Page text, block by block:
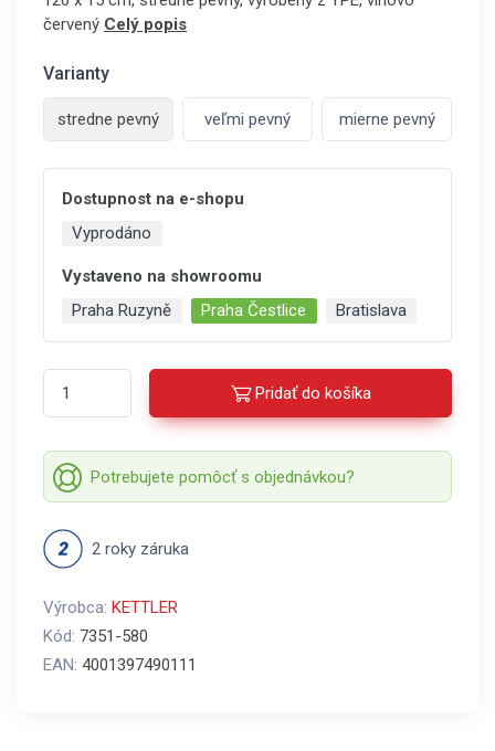
červený Celý popis
Varianty
stredne pevný veľmi pevný mierne pevný
Dostupnost na e-shopu
Vyprodáno
Vystaveno na showroomu
Praha Ruzyně
Praha Čestlice Bratislava
Pridať do košíka
Potrebujete pomôcť s objednávkou?
2 roky záruka
Výrobca: KETTLER
Kód: 7351-580
EAN: 4001397490111